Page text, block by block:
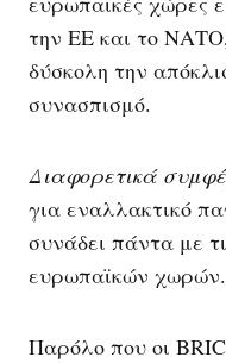
την ΕΕ και το
δύσκολη την
συνασπισμό.
Διαφορετικά
για εναλλακτικό
συνάδει πάντα με
ευρωπαϊκών χωρών.
Παρόλο που οι